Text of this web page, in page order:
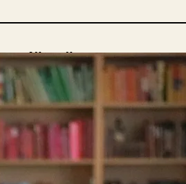
ämnen
Biografi Blogga Bokcirkel
Deckare E-böcker Fakta
Historia Illustrerat Klass